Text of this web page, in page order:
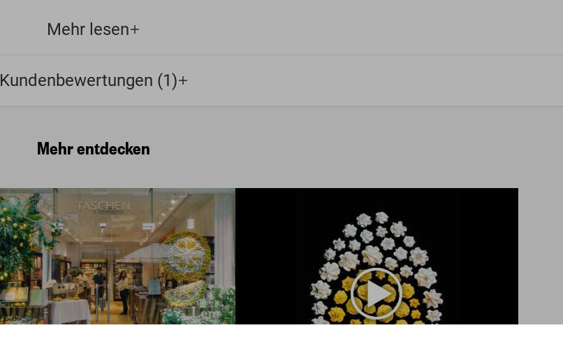
Mehr lesen
Kundenbewertungen (1)
Mehr entdecken